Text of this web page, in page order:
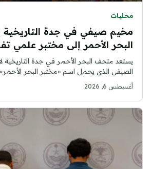
محليات
مخيم صيفي في جدة
البحر الأحمر إلى مختبر علمي
يستعد متحف البحر الأحمر في جدة التاريخية
الصيفي الذي يحمل اسم «مختبر البحر
25...
أغسطس 6, 2026